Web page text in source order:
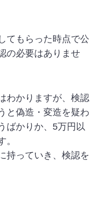
てもらった時点で公
の必要はありませ
わかりますが、検認
と偽造・変造を疑わ
ばかりか、5万円以
持っていき、検認を